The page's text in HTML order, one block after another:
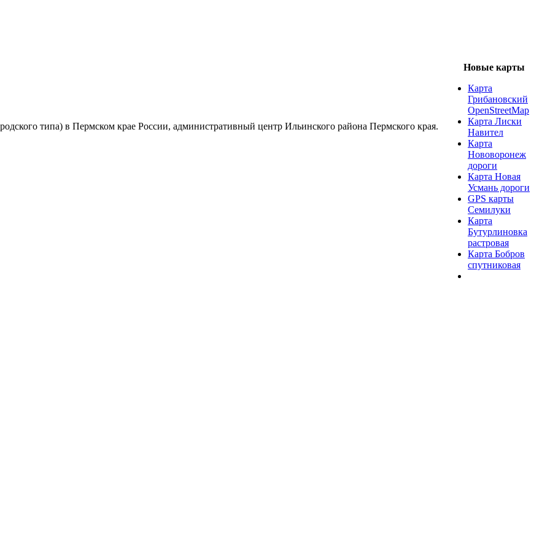
типа) в Пермском крае России, административный центр Ильинского района Пермского края.
Новые карты
Карта
Грибановский
OpenStreetMap
Карта Лиски
Навител
Карта
Нововоронеж
дороги
Карта Новая
Усмань дороги
GPS карты
Семилуки
Карта
Бутурлиновка
растровая
Карта Бобров
спутниковая